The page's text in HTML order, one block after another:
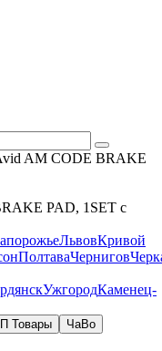
AM CODE BRAKE
PAD, 1SET с
ЛьвовКривой
ПолтаваЧернигов
УжгородКаменец-
Товары
ЧаВо